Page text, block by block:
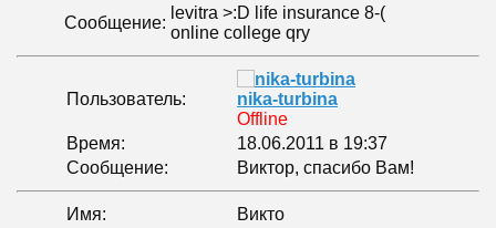
Сообщение:
levitra >:D life insurance 8-(
online college qry
Пользователь:
nika-turbina
Offline
Время:
18.06.2011 в 19:37
Сообщение:
Виктор, спасибо Вам!
Имя:
Викто